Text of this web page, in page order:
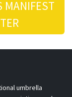
MANIFEST
umbrella